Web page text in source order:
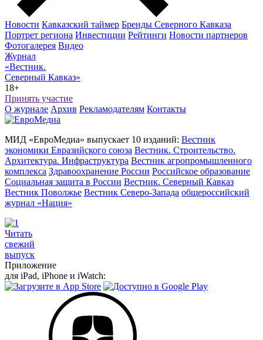
Новости Кавказский таймер Бренды Северного Кавказа
Портрет региона Инвестиции Рейтинги Новости партнеров
Фотогалерея Видео
Журнал
«Вестник.
Северный Кавказ»
18+
Принять участие
О журнале Архив Рекламодателям Контакты
МИД «ЕвроМедиа» выпускает 10 изданий: Вестник
экономики Евразийского союза Вестник. Строительство.
Архитектура. Инфраструктура Вестник агропромышленного
комплекса Здравоохранение России Российское образование
Социальная защита в России Вестник. Северный Кавказ
Вестник Поволжье Вестник Северо-Запада общероссийский
журнал «Нация»
Читать
свежий
выпуск
Приложение
для iPad, iPhone и iWatch: